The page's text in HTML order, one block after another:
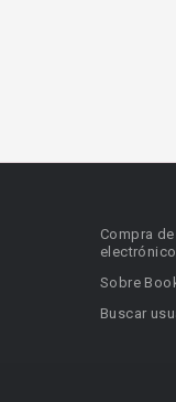
Compra
Sobre
Buscar